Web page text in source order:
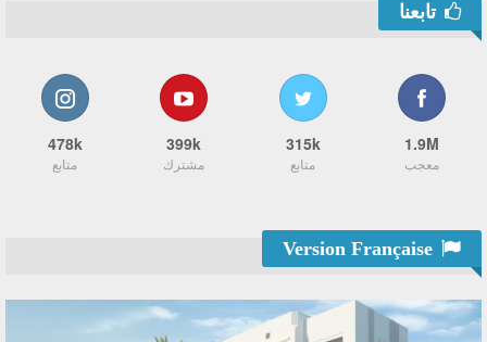
تابعنا
1.9M
معجب
315k
متابع
399k
مشترك
478k
متابع